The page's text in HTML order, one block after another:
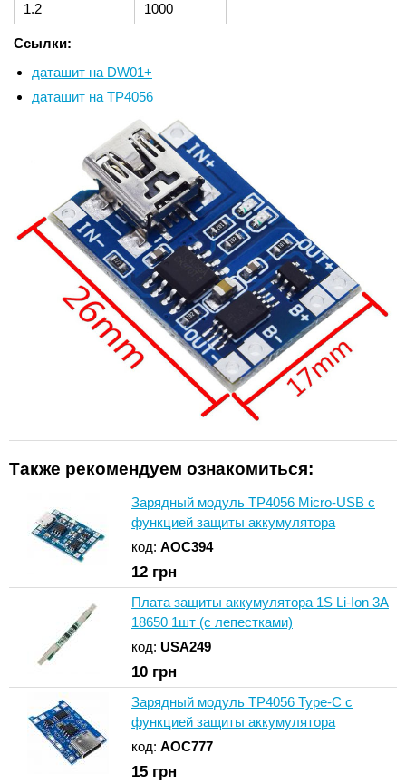
1.2
1000
Ссылки:
даташит на DW01+
даташит на TP4056
Также рекомендуем ознакомиться:
Зарядный модуль TP4056 Micro-USB с
функцией защиты аккумулятора
код: AOC394
12 грн
Плата защиты аккумулятора 1S Li-Ion 3A
18650 1шт (с лепестками)
код: USA249
10 грн
Зарядный модуль TP4056 Type-C с
функцией защиты аккумулятора
код: AOC777
15 грн